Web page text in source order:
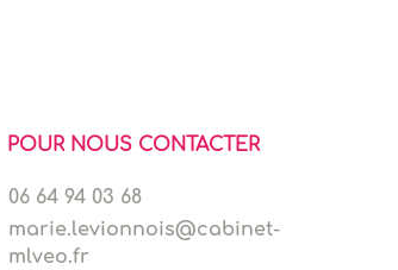
POUR NOUS CONTACTER
06 64 94 03 68
marie.levionnois@cabinet-
mlveo.fr